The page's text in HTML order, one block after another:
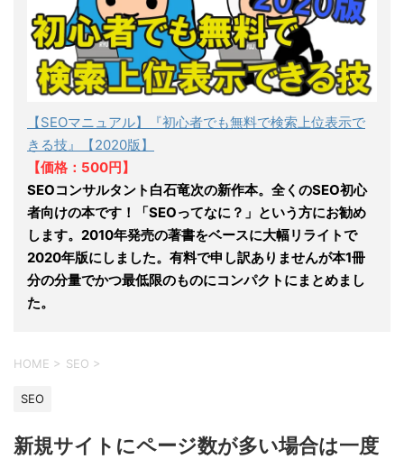
【SEOマニュアル】『初心者でも無料で検索上位表示で
きる技』【2020版】
【価格：500円】
SEOコンサルタント白石竜次の新作本。全くのSEO初心
者向けの本です！「SEOってなに？」という方にお勧め
します。2010年発売の著書をベースに大幅リライトで
2020年版にしました。有料で申し訳ありませんが本1冊
分の分量でかつ最低限のものにコンパクトにまとめまし
た。
HOME > SEO >
SEO
新規サイトにページ数が多い場合は一度